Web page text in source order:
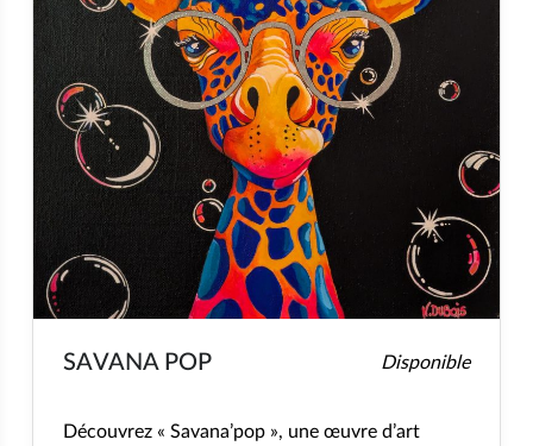
SAVANA POP Disponible
Découvrez « Savana’pop », une œuvre d’art